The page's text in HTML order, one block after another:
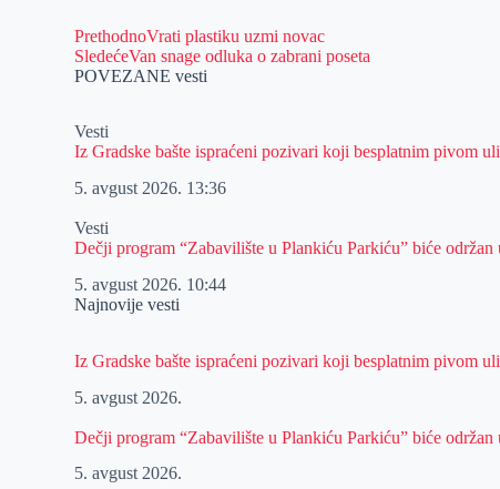
PrethodnoVrati plastiku uzmi novac
SledećeVan snage odluka o zabrani poseta
POVEZANE vesti
Vesti
Iz Gradske bašte ispraćeni pozivari koji besplatnim pivom
5. avgust 2026. 13:36
Vesti
Dečji program “Zabavilište u Plankiću Parkiću” biće
5. avgust 2026. 10:44
Najnovije vesti
Iz Gradske bašte ispraćeni pozivari koji besplatnim pivom
5. avgust 2026.
Dečji program “Zabavilište u Plankiću Parkiću” biće
5. avgust 2026.